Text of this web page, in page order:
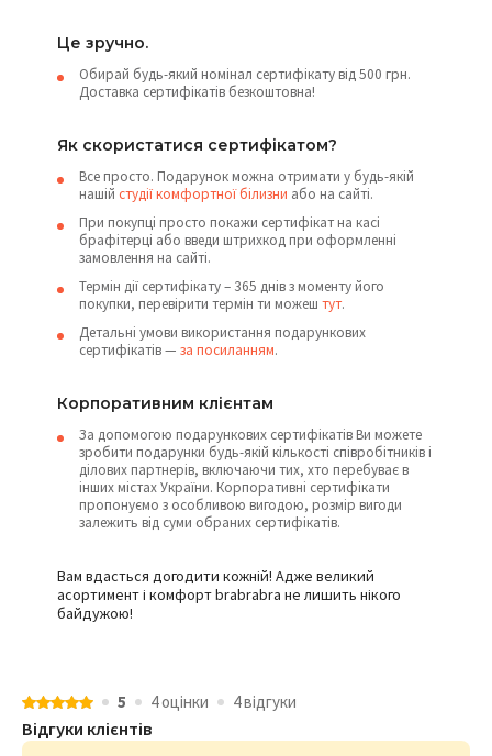
Це зручно.
Обирай будь-який номінал сертифікату від 500 грн.
Доставка сертифікатів безкоштовна!
Як скористатися сертифікатом?
Все просто. Подарунок можна отримати у будь-якій
нашій студії комфортної білизни або на сайті.
При покупці просто покажи сертифікат на касі
брафітерці або введи штрихкод при оформленні
замовлення на сайті.
Термін дії сертифікату – 365 днів з моменту його
покупки, перевірити термін ти можеш тут.
Детальні умови використання подарункових
сертифікатів — за посиланням.
Корпоративним клієнтам
За допомогою подарункових сертифікатів Ви можете
зробити подарунки будь-якій кількості співробітників і
ділових партнерів, включаючи тих, хто перебуває в
інших містах України. Корпоративні сертифікати
пропонуємо з особливою вигодою, розмір вигоди
залежить від суми обраних сертифікатів.
Вам вдасться догодити кожній! Адже великий
асортимент і комфорт brabrabra не лишить нікого
байдужою!
5 4 оцiнки 4 відгуки
Відгуки клієнтів